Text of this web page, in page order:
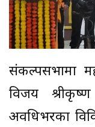
संकल्पसभामा
विजय
अवधिभरका